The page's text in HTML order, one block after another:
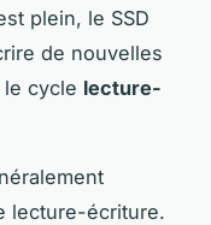
plein, le SSD
de nouvelles
le cycle lecture-
lecture-écriture.